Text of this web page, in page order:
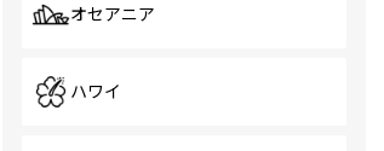
オセアニア
ハワイ